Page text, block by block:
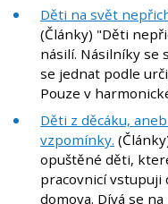
Děti na svět
(Články) "Děti
násilí. Násilníky se
se jednat podle
Pouze v
Děti z děcáku,
vzpomínky.
opuštěné děti,
pracovnicí vstupuji
domova. Dívá se